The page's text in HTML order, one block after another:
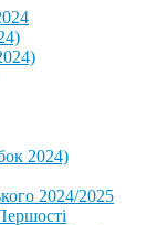
2024)
2024/2025